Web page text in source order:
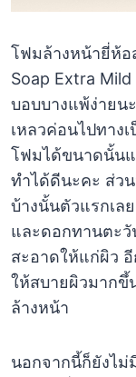
โฟมล้างหน้ายี่ห้อ
Soap Extra
บอบบางแพ้ง่ายน
เหลวค่อนไปทาง
โฟมได้ขนาดนั้น
ทำได้ดีนะคะ ส่ว
บ้างนั้นตัวแรกเล
และดอกทานตะ
สะอาดให้แก่ผิว
ให้สบายผิวมาก
ล้างหน้า
นอกจากนี้ก็ยังไม่